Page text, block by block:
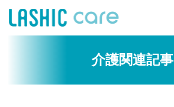
介護関連記事